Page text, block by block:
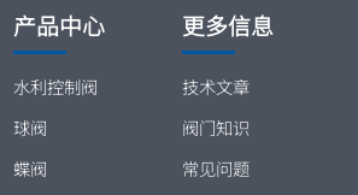
产品中心
水利控制阀
球阀
蝶阀
更多信息
技术文章
阀门知识
常见问题